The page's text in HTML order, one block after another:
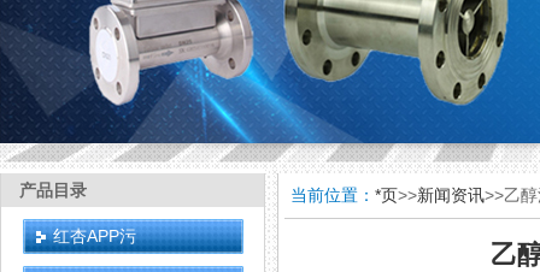
产品目录
红杏APP污
当前位置： *页>>新闻资讯>>乙
乙